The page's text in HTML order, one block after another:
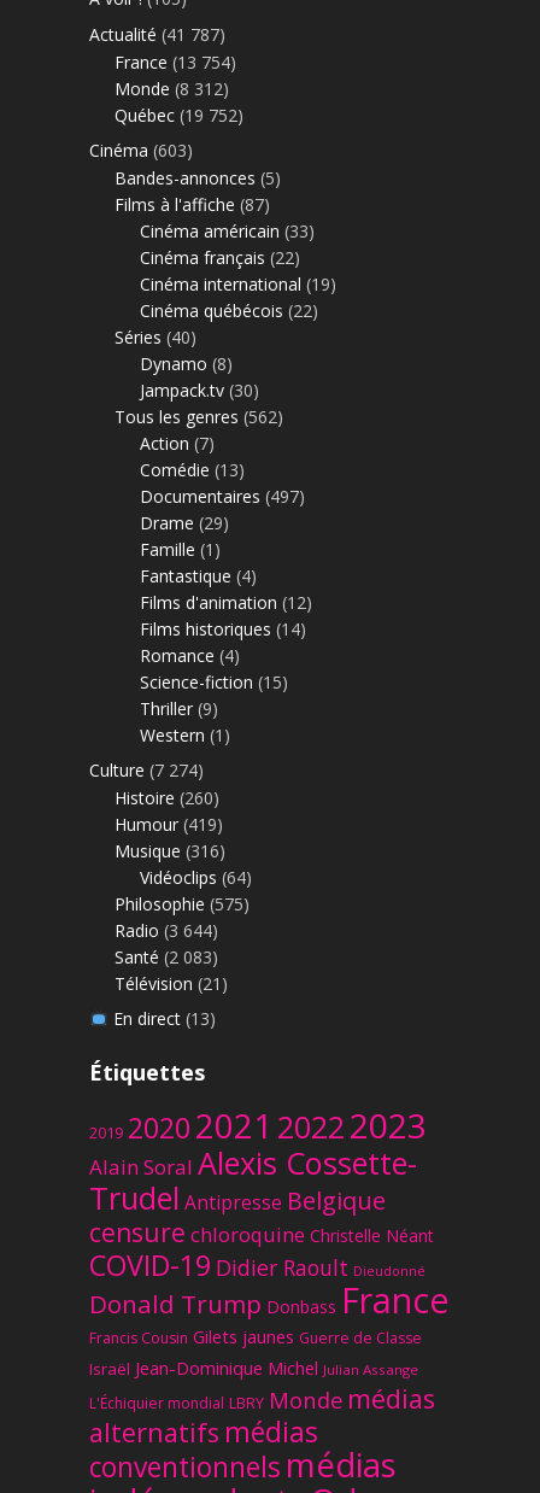
Actualité (41 787)
France (13 754)
Monde (8 312)
Québec (19 752)
Cinéma (603)
Bandes-annonces (5)
Films à l'affiche (87)
Cinéma américain (33)
Cinéma français (22)
Cinéma international (19)
Cinéma québécois (22)
Séries (40)
Dynamo (8)
Jampack.tv (30)
Tous les genres (562)
Action (7)
Comédie (13)
Documentaires (497)
Drame (29)
Famille (1)
Fantastique (4)
Films d'animation (12)
Films historiques (14)
Romance (4)
Science-fiction (15)
Thriller (9)
Western (1)
Culture (7 274)
Histoire (260)
Humour (419)
Musique (316)
Vidéoclips (64)
Philosophie (575)
Radio (3 644)
Santé (2 083)
Télévision (21)
En direct(13)
Étiquettes
2019 20202021 20222023
Alain Soral Alexis Cossette-
Trudel Antipresse Belgique
censure chloroquine Christelle Néant
COVID-19 Didier Raoult Dieudonné
Donald Trump Donbass France
Francis Cousin Gilets jaunes Guerre de Classe
Israël Jean-Dominique Michel Julian Assange
L'Échiquier mondial LBRY Monde médias
alternatifs médias
conventionnels médias